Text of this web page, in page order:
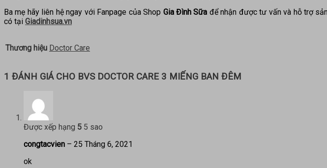
Ba mẹ hãy liên hệ ngay với Fanpage của Shop Gia Đình Sữa để nhận được tư vấn và hỗ trợ
có tại Giadinhsua.vn
Thương hiệu Doctor Care
1 ĐÁNH GIÁ CHO BVS DOCTOR CARE 3 MIẾNG BAN ĐÊM
Được xếp hạng 5 5 sao
congtacvien – 25 Tháng 6, 2021
ok